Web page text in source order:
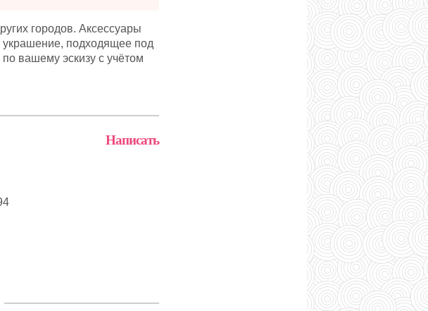
городов. Аксессуары
украшение, подходящее под
вашему эскизу с учётом
Написать